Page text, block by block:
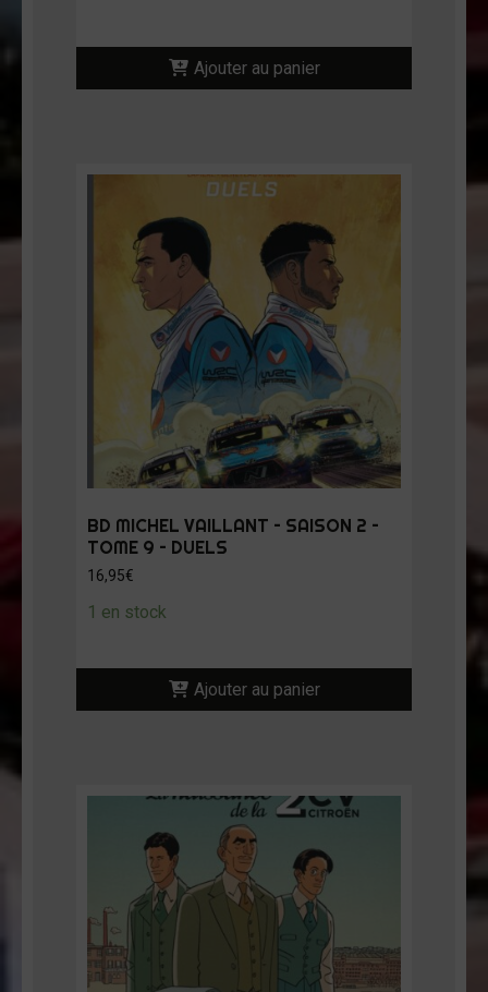
Ajouter au panier
BD MICHEL VAILLANT – SAISON 2 –
TOME 9 – DUELS
16,95€
1 en stock
Ajouter au panier